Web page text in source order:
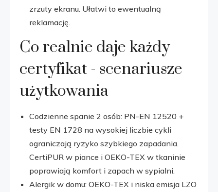
zrzuty ekranu. Ułatwi to ewentualną
reklamację.
Co realnie daje każdy
certyfikat - scenariusze
użytkowania
Codzienne spanie 2 osób: PN-EN 12520 +
testy EN 1728 na wysokiej liczbie cykli
ograniczają ryzyko szybkiego zapadania.
CertiPUR w piance i OEKO-TEX w tkaninie
poprawiają komfort i zapach w sypialni.
Alergik w domu: OEKO-TEX i niska emisja LZO